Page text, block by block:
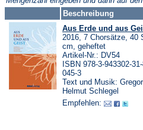
Beschreibung
Aus Erde und aus
2016, 7 Chorsätze, 40
cm, geheftet
Artikel-Nr.: DV54
ISBN 978-3-943302-
045-3
Text und Musik:
Helmut Schlegel
Empfehlen: